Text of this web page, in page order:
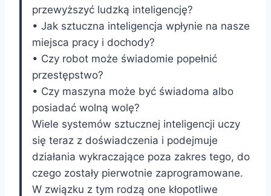
przewyższyć ludzką inteligencję?
• Jak sztuczna inteligencja wpłynie na nasze
miejsca pracy i dochody?
• Czy robot może świadomie popełnić
przestępstwo?
• Czy maszyna może być świadoma albo
posiadać wolną wolę?
Wiele systemów sztucznej inteligencji uczy
się teraz z doświadczenia i podejmuje
działania wykraczające poza zakres tego, do
czego zostały pierwotnie zaprogramowane.
W związku z tym rodzą one kłopotliwe